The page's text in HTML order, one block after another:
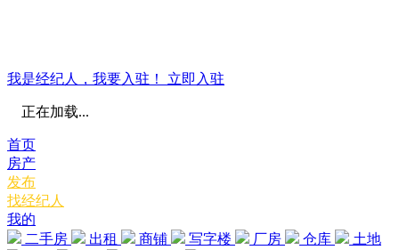
我是经纪人，我要入驻！ 立即入驻
正在加载...
首页
房产
发布
找经纪人
我的
二手房
出租 商铺 写字楼 厂房 仓库
土地